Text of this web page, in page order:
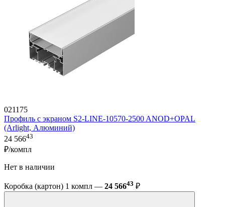
021175
Профиль с экраном S2-LINE-10570-2500 ANOD+OPAL
(Arlight, Алюминий)
24 56643
₽/компл
Нет в наличии
Коробка (картон) 1 компл — 24 56643 ₽